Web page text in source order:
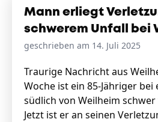
Mann erliegt
schwerem Unfall bei
geschrieben am 14. Juli 2025
Traurige Nachricht aus
Woche ist ein 85-Jähriger bei
südlich von Weilheim
Jetzt ist er an seinen